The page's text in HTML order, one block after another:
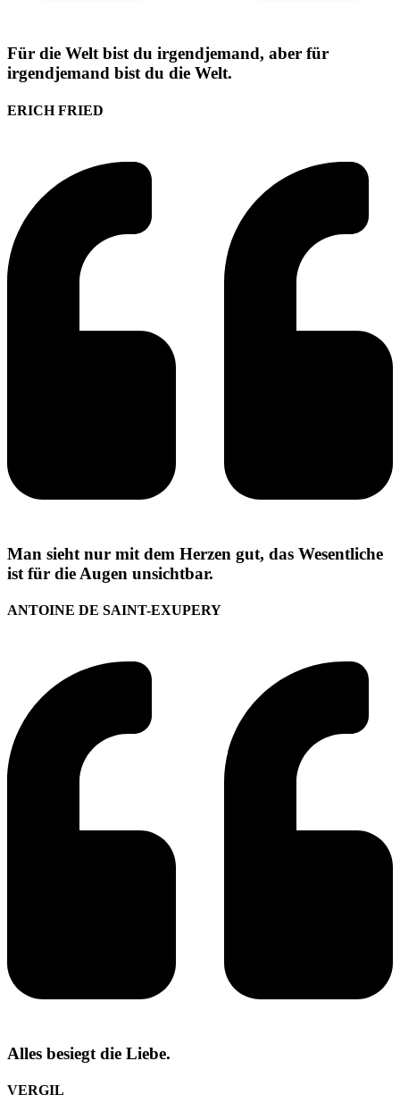
Für die Welt bist du irgendjemand, aber für
irgendjemand bist du die Welt.
ERICH FRIED
Man sieht nur mit dem Herzen gut, das Wesentliche
ist für die Augen unsichtbar.
ANTOINE DE SAINT-EXUPERY
Alles besiegt die Liebe.
VERGIL